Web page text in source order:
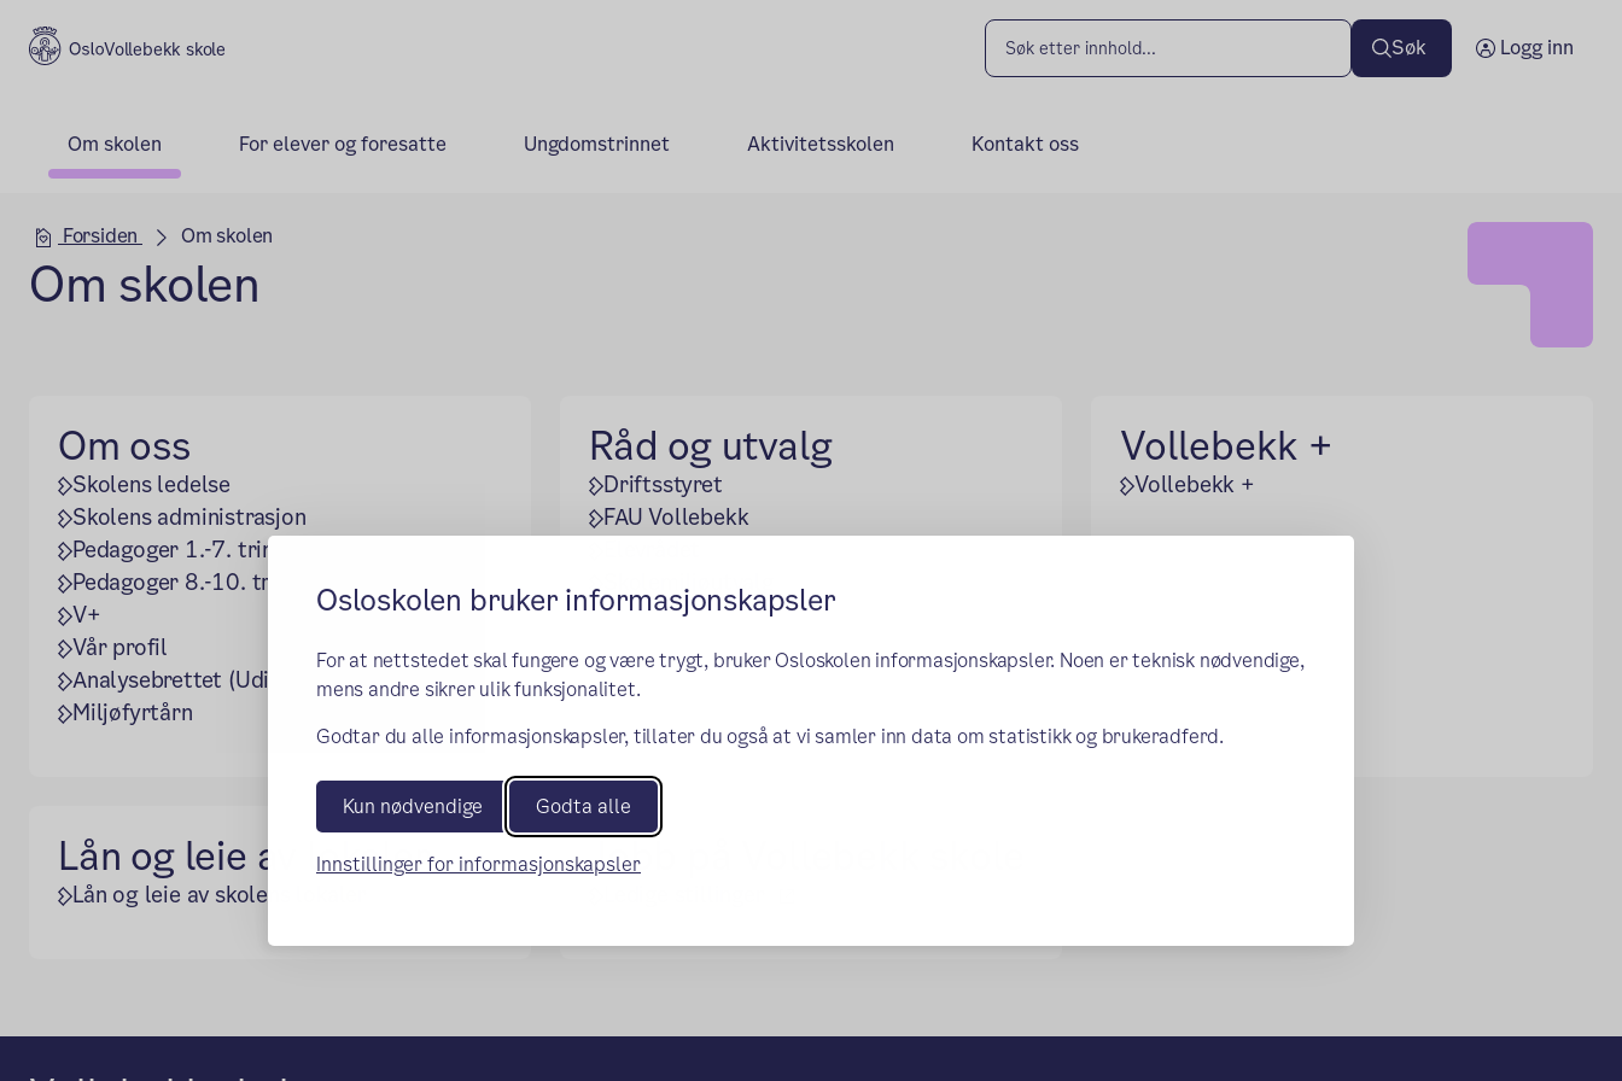
Osloskolen bruker informasjonskapsler
For at nettstedet skal fungere og være trygt, bruker Osloskolen informasjonskapsler. Noen er teknisk nødvendige,
mens andre sikrer ulik funksjonalitet.
Godtar du alle informasjonskapsler, tillater du også at vi samler inn data om statistikk og brukeradferd.
Kun nødvendige Godta alle
Innstillinger for informasjonskapsler
Vollebekk skole Søk Logg inn
Om skolen For elever og foresatte Ungdomstrinnet Aktivitetsskolen Kontakt oss
Hovedseksjon
Forsiden Om skolen
Om skolen
Om oss
Skolens ledelse
Skolens administrasjon
Pedagoger 1.-7. trinn 2026-2027
Pedagoger 8.-10. trinn 2026-2027
V+
Vår profil
Analysebrettet (Udir)
(ekstern lenke)
Miljøfyrtårn
Råd og utvalg
Driftsstyret
FAU Vollebekk
Skolemiljøutvalg
Vollebekk +
Vollebekk +
Lån og leie av lokaler
Lån og leie av skolens lokaler
Jobb på Vollebekk skole